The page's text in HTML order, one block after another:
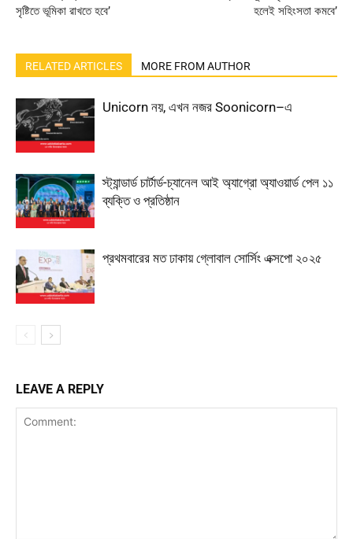
সৃষ্টিতে ভূমিকা রাখতে হবে’
হলেই সহিংসতা কমবে’
RELATED ARTICLES MORE FROM AUTHOR
Unicorn নয়, এখন নজর Soonicorn–এ
স্ট্যান্ডার্ড চার্টার্ড-চ্যানেল আই অ্যাগ্রো অ্যাওয়ার্ড পেল ১১
ব্যক্তি ও প্রতিষ্ঠান
প্রথমবারের মত ঢাকায় গ্লোবাল সোর্সিং এক্সপো ২০২৫
LEAVE A REPLY